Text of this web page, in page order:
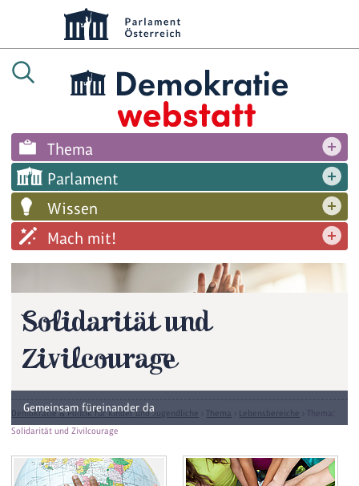
Thema
Parlament
Wissen
Mach mit!
Solidarität und
Zivilcourage
Gemeinsam füreinander da
Demokratie & Politik für Kinder und Jugendliche Thema Lebensbereiche
Thema:
Solidarität und Zivilcourage